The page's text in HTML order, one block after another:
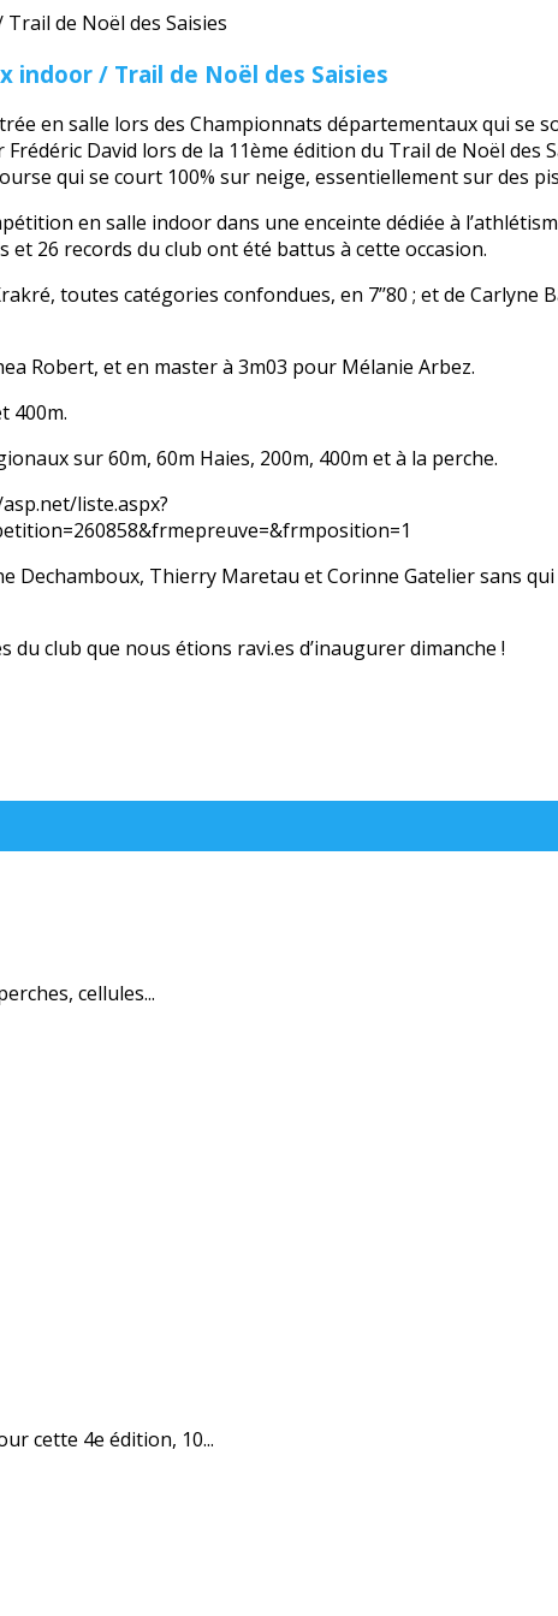
indoor / Trail de Noël des Saisies
en salle lors des Championnats départementaux qui se
David lors de la 11ème édition du Trail de Noël des
qui se court 100% sur neige, essentiellement sur des
en salle indoor dans une enceinte dédiée à
et 26 records du club ont été battus à cette occasion.
toutes catégories confondues, en 7’’80 ; et de Carlyne
Robert, et en master à 3m03 pour Mélanie Arbez.
400m.
sur 60m, 60m Haies, 200m, 400m et à la perche.
liste.aspx?
Dechamboux, Thierry Maretau et Corinne Gatelier sans
club que nous étions ravi.es d’inaugurer dimanche !
cellules...
cette 4e édition, 10...